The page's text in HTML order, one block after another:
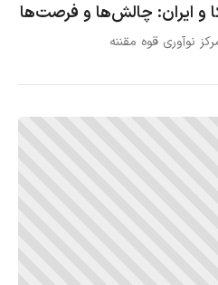
و ایران: چالش‌ها و فرصت‌ها
نوآوری قوه مقننه